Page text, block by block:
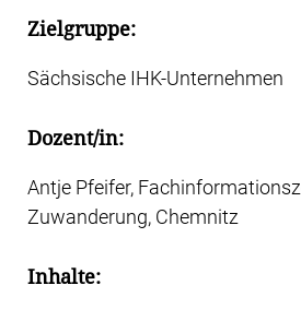
Zielgruppe:
Sächsische IHK-Unternehmen
Dozent/in:
Antje Pfeifer,
Zuwanderung, Chemnitz
Inhalte: